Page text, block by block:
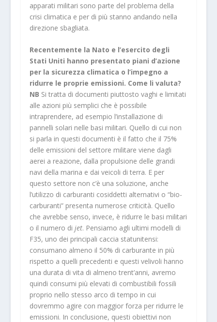
apparati militari sono parte del problema della
crisi climatica e per di più stanno andando nella
direzione sbagliata.
Recentemente la Nato e l’esercito degli
Stati Uniti hanno presentato piani d’azione
per la sicurezza climatica o l’impegno a
ridurre le proprie emissioni. Come li valuta?
NB Si tratta di documenti piuttosto vaghi e limitati
alle azioni più semplici che è possibile
intraprendere, ad esempio l’installazione di
pannelli solari nelle basi militari. Quello di cui non
si parla in questi documenti è il fatto che il 75%
delle emissioni del settore militare viene dagli
aerei a reazione, dalla propulsione delle grandi
navi della marina e dai veicoli di terra. E per
questo settore non c’è una soluzione, anche
l’utilizzo di carburanti cosiddetti alternativi o “bio-
carburanti” presenta numerose criticità. Quello
che avrebbe senso, invece, è ridurre le basi militari
o il numero di jet. Pensiamo agli ultimi modelli di
F35, uno dei principali caccia statunitensi:
consumano almeno il 50% di carburante in più
rispetto a quelli precedenti e questi velivoli hanno
una durata di vita di almeno trent’anni, avremo
quindi consumi più elevati di combustibili fossili
proprio nello stesso arco di tempo in cui
dovremmo agire con maggior forza per ridurre le
emissioni. In conclusione, questi obiettivi non